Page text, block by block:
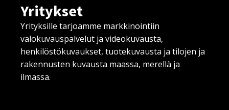
Yritykset
Yrityksille tarjoamme markkinointiin
valokuvauspalvelut ja videokuvausta,
henkilöstökuvaukset, tuotekuvausta ja tilojen ja
rakennusten kuvausta maassa, merellä ja
ilmassa.